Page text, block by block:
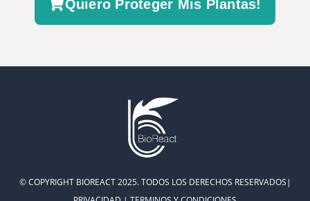
Quiero Proteger Mis Plantas!
© COPYRIGHT BIOREACT 2025. TODOS LOS DERECHOS RESERVADOS|